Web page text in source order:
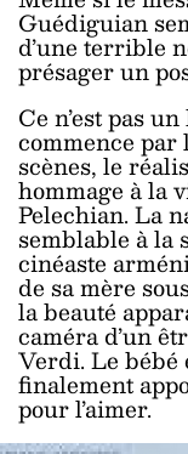
Guédiguian
d’une terrible
présager un
Ce n’est pas
commence par
scènes, le
hommage à la
Pelechian. La
semblable à la
cinéaste
de sa mère
la beauté
caméra d’un
Verdi. Le bébé
finalement
pour l’aimer.